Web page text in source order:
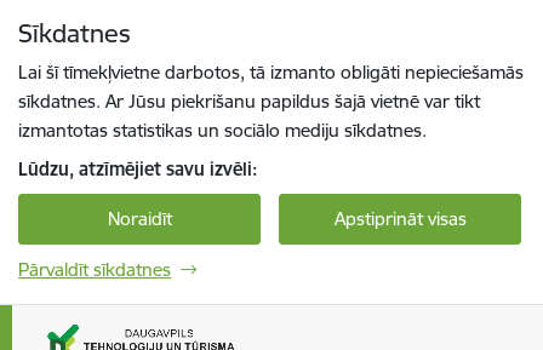
Sīkdatnes
Lai šī tīmekļvietne darbotos, tā izmanto obligāti nepieciešamās
sīkdatnes. Ar Jūsu piekrišanu papildus šajā vietnē var tikt
izmantotas statistikas un sociālo mediju sīkdatnes.
Lūdzu, atzīmējiet savu izvēli:
Noraidīt Apstiprināt visas
Pārvaldīt sīkdatnes